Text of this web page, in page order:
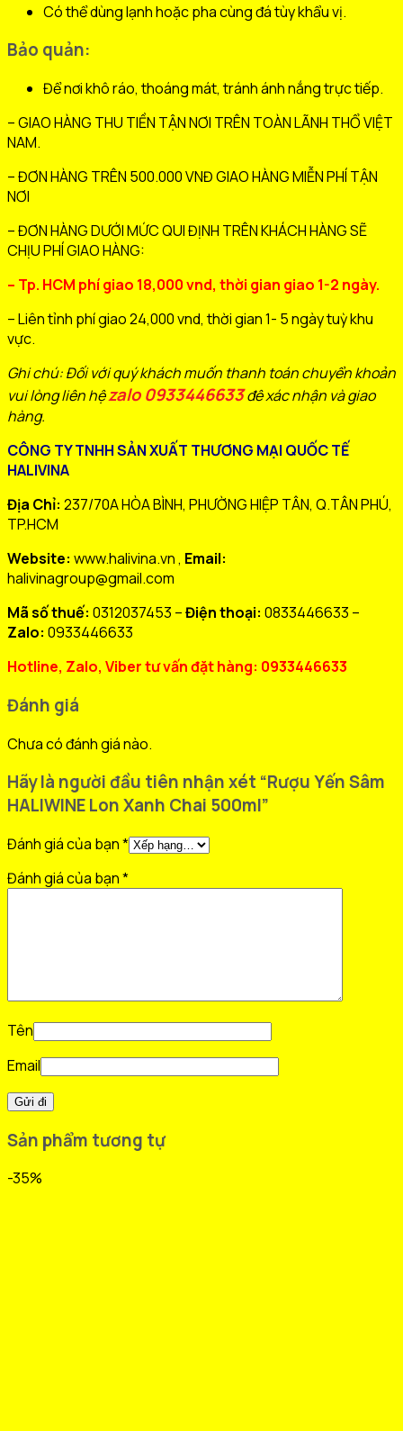
Có thể dùng lạnh hoặc pha cùng đá tùy khẩu vị.
Bảo quản:
Để nơi khô ráo, thoáng mát, tránh ánh nắng trực tiếp.
– GIAO HÀNG THU TIỀN TẬN NƠI TRÊN TOÀN LÃNH THỔ VIỆT
NAM.
– ĐƠN HÀNG TRÊN 500.000 VNĐ GIAO HÀNG MIỄN PHÍ TẬN
NƠI
– ĐƠN HÀNG DƯỚI MỨC QUI ĐỊNH TRÊN KHÁCH HÀNG SẼ
CHỊU PHÍ GIAO HÀNG:
– Tp. HCM phí giao 18,000 vnd, thời gian giao 1-2 ngày.
– Liên tỉnh phí giao 24,000 vnd, thời gian 1- 5 ngày tuỳ khu
vực.
Ghi chú: Đối với quý khách muốn thanh toán chuyển khoản
vui lòng liên hệzalo 0933446633đê xác nhận và giao
hàng.
CÔNG TY TNHH SẢN XUẤT THƯƠNG MẠI QUỐC TẾ
HALIVINA
Địa Chỉ: 237/70A HÒA BÌNH, PHƯỜNG HIỆP TÂN, Q.TÂN PHÚ,
TP.HCM
Website: www.halivina.vn , Email:
halivinagroup@gmail.com
Mã số thuế: 0312037453 –Điện thoại: 0833446633 –
Zalo: 0933446633
Hotline, Zalo, Viber tư vấn đặt hàng: 0933446633
Đánh giá
Chưa có đánh giá nào.
Hãy là người đầu tiên nhận xét “Rượu Yến Sâm
HALIWINE Lon Xanh Chai 500ml”
Đánh giá của bạn*
Đánh giá của bạn*
Tên
Email
Sản phẩm tương tự
-35%